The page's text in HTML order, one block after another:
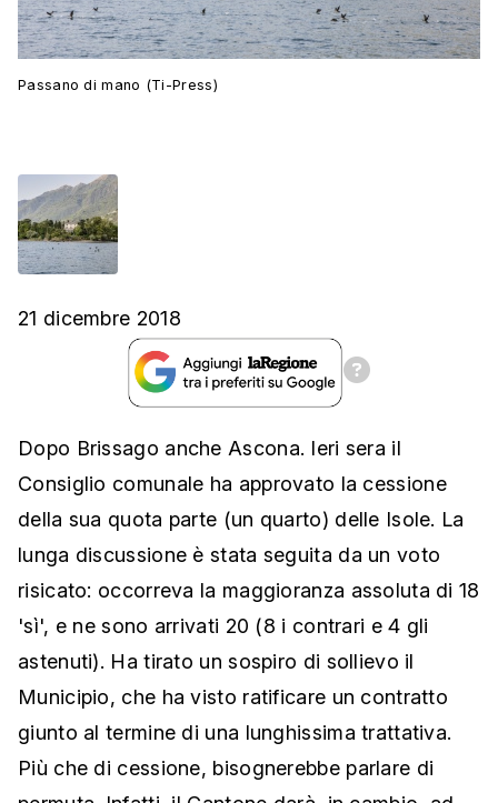
Passano di mano (Ti-Press)
21 dicembre 2018
Dopo Brissago anche Ascona. Ieri sera il
Consiglio comunale ha approvato la cessione
della sua quota parte (un quarto) delle Isole. La
lunga discussione è stata seguita da un voto
risicato: occorreva la maggioranza assoluta di 18
'sì', e ne sono arrivati 20 (8 i contrari e 4 gli
astenuti). Ha tirato un sospiro di sollievo il
Municipio, che ha visto ratificare un contratto
giunto al termine di una lunghissima trattativa.
Più che di cessione, bisognerebbe parlare di